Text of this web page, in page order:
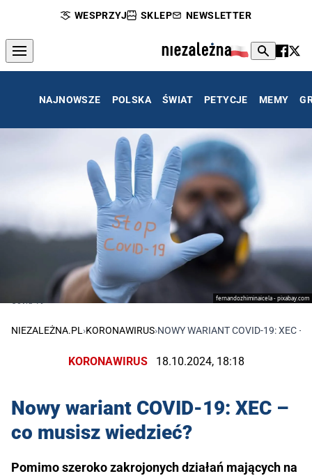
WESPRZYJ SKLEP NEWSLETTER
NAJNOWSZE POLSKA ŚWIAT PETYCJE MEMY
fernandozhiminaicela - pixabay.com
Covid-19
NIEZALEŻNA.PL ›KORONAWIRUS›NOWY WARIANT COVID-19: XEC –
KORONAWIRUS 18.10.2024, 18:18
Nowy wariant COVID-19: XEC –
co musisz wiedzieć?
Pomimo szeroko zakrojonych działań mających na